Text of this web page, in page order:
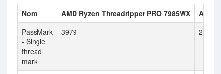
Nom AMD Ryzen Threadripper PRO 7985WX
AMD
PassMark
- Single
thread
mark
3979 2950